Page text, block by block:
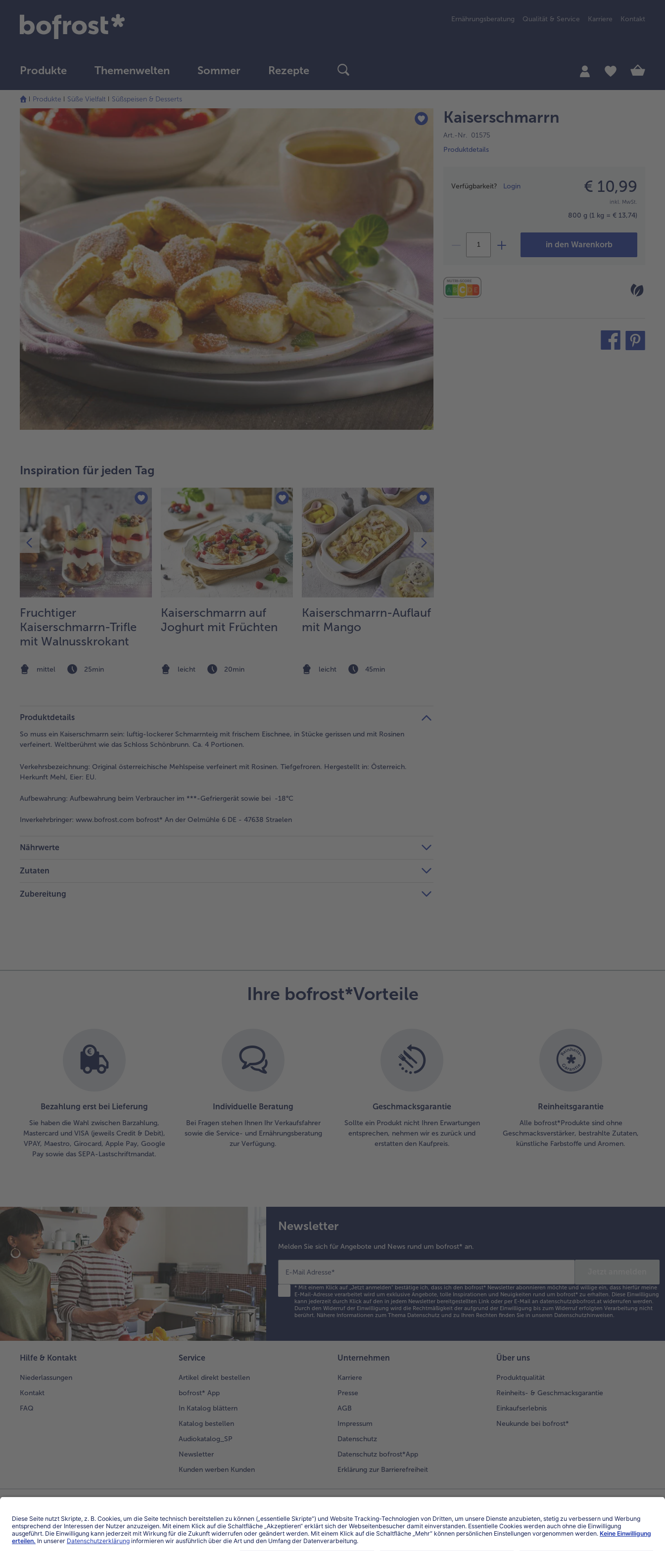
Ernährungsberatung Qualität & Service Karriere Kontakt
Produkte Themenwelten Sommer Rezepte
Produkte Süße Vielfalt Süßspeisen & Desserts
Kaiserschmarrn
Art.-Nr. 01575
Produktdetails
Verfügbarkeit? Login € 10,99
inkl. MwSt.
800 g (1 kg = € 13,74)
in den Warenkorb
teilen
Inspiration für jeden Tag
Fruchtiger
Kaiserschmarrn-Trifle
mit Walnusskrokant
mittel 25min
Kaiserschmarrn auf
Joghurt mit Früchten
leicht 20min
Kaiserschmarrn-Auflauf
mit Mango
leicht 45min
Produktdetails
So muss ein Kaiserschmarrn sein: luftig-lockerer Schmarrnteig mit frischem Eischnee, in Stücke gerissen und mit Rosinen
verfeinert. Weltberühmt wie das Schloss Schönbrunn. Ca. 4 Portionen.
Verkehrsbezeichnung: Original österreichische Mehlspeise verfeinert mit Rosinen. Tiefgefroren. Hergestellt in: Österreich.
Herkunft Mehl, Eier: EU.
Aufbewahrung: Aufbewahrung beim Verbraucher im ***-Gefriergerät sowie bei -18°C
Inverkehrbringer: www.bofrost.com bofrost* An der Oelmühle 6 DE - 47638 Straelen
Nährwerte
Zutaten
Zubereitung
Ihre bofrost*Vorteile
Bezahlung erst bei Lieferung
Sie haben die Wahl zwischen Barzahlung,
Mastercard und VISA (jeweils Credit & Debit),
VPAY, Maestro, Girocard, Apple Pay, Google
Pay sowie das SEPA-Lastschriftmandat.
Individuelle Beratung
Bei Fragen stehen Ihnen Ihr Verkaufsfahrer
sowie die Service- und Ernährungsberatung
zur Verfügung.
Geschmacksgarantie
Sollte ein Produkt nicht Ihren Erwartungen
entsprechen, nehmen wir es zurück und
erstatten den Kaufpreis.
Reinheitsgarantie
Alle bofrost*Produkte sind ohne
Geschmacksverstärker, bestrahlte Zutaten,
künstliche Farbstoffe und Aromen.
Newsletter
Melden Sie sich für Angebote und News rund um bofrost* an.
E-Mail Adresse*
*Mit einem Klick auf „Jetzt anmelden" bestätige ich, dass ich den bofrost* Newsletter abonnieren möchte und willige ein, dass hierfür meine
E-Mail-Adresse verarbeitet wird um exklusive Angebote, tolle Inspirationen und Neuigkeiten rund um bofrost* zu erhalten. Diese Einwilligung
kann jederzeit durch Klick auf den in jedem Newsletter bereitgestellten Link oder per E-Mail an datenschutz@bofrost.at widerrufen werden.
Durch den Widerruf der Einwilligung wird die Rechtmäßigkeit der aufgrund der Einwilligung bis zum Widerruf erfolgten Verarbeitung nicht
berührt. Nähere Informationen zum Thema Datenschutz und zu Ihren Rechten finden Sie in unseren Datenschutzhinweisen.
Hilfe & Kontakt
Niederlassungen
Kontakt
FAQ
Service
Artikel direkt bestellen
bofrost* App
In Katalog blättern
Katalog bestellen
Audiokatalog_SP
Newsletter
Kunden werben Kunden
Unternehmen
Karriere
Presse
AGB
Impressum
Datenschutz
Datenschutz bofrost*App
Erklärung zur Barrierefreiheit
Über uns
Produktqualität
Reinheits- & Geschmacksgarantie
Einkaufserlebnis
Neukunde bei bofrost*
Land / Sprache wählen